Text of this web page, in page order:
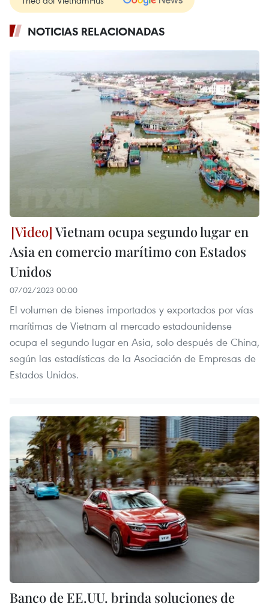
NOTICIAS RELACIONADAS
Vietnam ocupa segundo lugar en
Asia en comercio marítimo con Estados
Unidos
07/02/2023 00:00
El volumen de bienes importados y exportados por vías
marítimas de Vietnam al mercado estadounidense
ocupa el segundo lugar en Asia, solo después de China,
según las estadísticas de la Asociación de Empresas de
Estados Unidos.
Banco de EE.UU. brinda soluciones de